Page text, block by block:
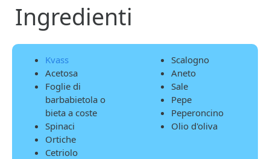
Ingredienti
Kvass
Acetosa
Foglie di
barbabietola o
bieta a coste
Spinaci
Ortiche
Cetriolo
Scalogno
Aneto
Sale
Pepe
Peperoncino
Olio d'oliva